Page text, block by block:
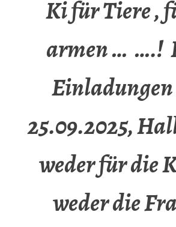
Ki für Tiere ,
armen … ….!
25.09.2025,
weder für die
weder die